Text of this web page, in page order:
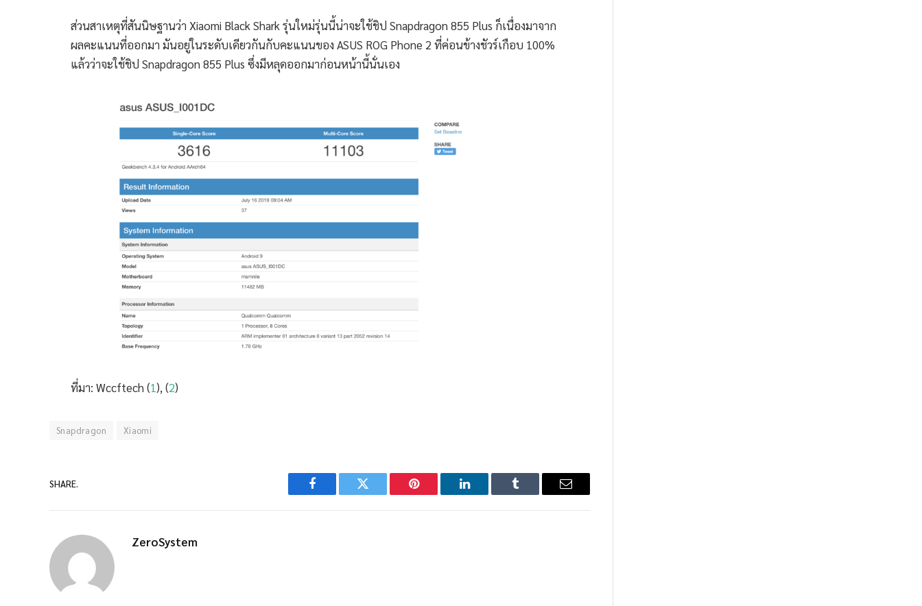
ส่วนสาเหตุที่สันนิษฐานว่า Xiaomi Black Shark รุ่นใหม่รุ่นนี้น่าจะใช้ชิป Snapdragon 855 Plus ก็เนื่องมาจาก
ผลคะแนนที่ออกมา มันอยู่ในระดับเดียวกันกับคะแนนของ ASUS ROG Phone 2 ที่ค่อนข้างชัวร์เกือบ 100%
แล้วว่าจะใช้ชิป Snapdragon 855 Plus ซึ่งมีหลุดออกมาก่อนหน้านี้นั่นเอง
ที่มา: Wccftech (1), (2)
Snapdragon Xiaomi
SHARE.
Facebook Twitter Pinterest LinkedIn Tumblr Email
ZeroSystem